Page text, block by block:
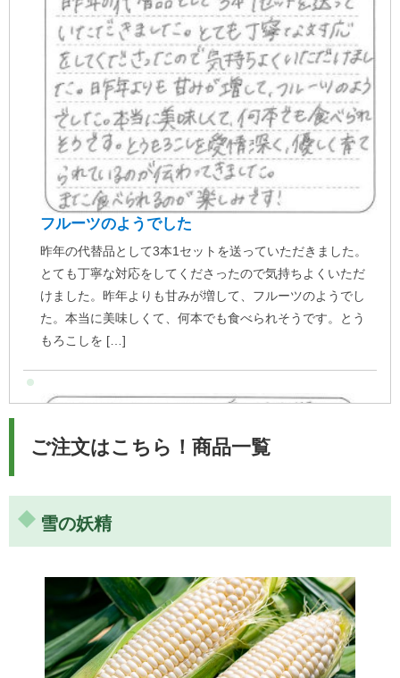
フルーツのようでした
昨年の代替品として3本1セットを送っていただきました。
とても丁寧な対応をしてくださったので気持ちよくいただ
けました。昨年よりも甘みが増して、フルーツのようでし
た。本当に美味しくて、何本でも食べられそうです。とう
もろこしを […]
ご注文はこちら！商品一覧
雪の妖精